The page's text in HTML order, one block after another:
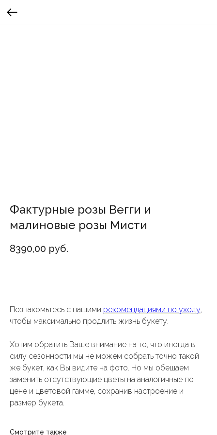
Фактурные розы Вегги и
малиновые розы Мисти
8390,00 руб.
Познакомьтесь с нашими рекомендациями по уходу,
чтобы максимально продлить жизнь букету.
Хотим обратить Ваше внимание на то, что иногда в
силу сезонности мы не можем собрать точно такой
же букет, как Вы видите на фото. Но мы обещаем
заменить отсутствующие цветы на аналогичные по
цене и цветовой гамме, сохранив настроение и
размер букета.
Смотрите также